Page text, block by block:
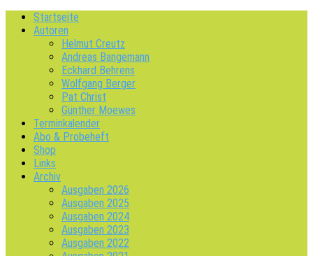
Startseite
Autoren
Helmut Creutz
Andreas Bangemann
Eckhard Behrens
Wolfgang Berger
Pat Christ
Günther Moewes
Terminkalender
Abo & Probeheft
Shop
Links
Archiv
Ausgaben 2026
Ausgaben 2025
Ausgaben 2024
Ausgaben 2023
Ausgaben 2022